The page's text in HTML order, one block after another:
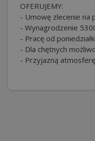
OFERUJEMY:
- Umowę zlecenie na
- Wynagrodzenie
- Pracę od
- Dla chętnych
- Przyjazną